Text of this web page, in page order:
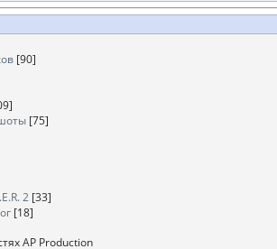
[90]
[75]
2 [33]
[18]
AP Production